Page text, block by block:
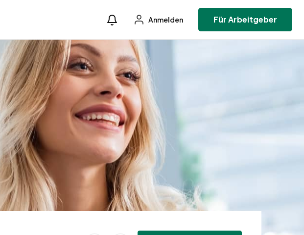
Anmelden Für Arbeitgeber